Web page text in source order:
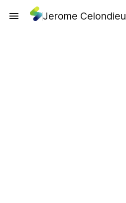
Jerome Celondieu